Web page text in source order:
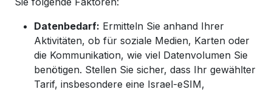
Datenbedarf: Ermitteln Sie anhand Ihrer
Aktivitäten, ob für soziale Medien, Karten oder
die Kommunikation, wie viel Datenvolumen Sie
benötigen. Stellen Sie sicher, dass Ihr gewählter
Tarif, insbesondere eine Israel-eSIM,